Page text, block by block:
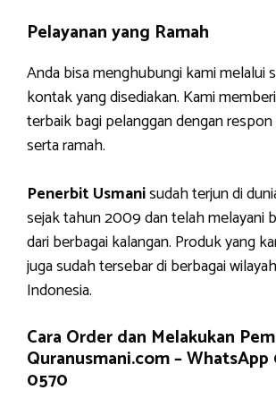
Pelayanan yang Ramah
Anda bisa menghubungi kami melalui
kontak yang disediakan. Kami
terbaik bagi pelanggan dengan
serta ramah.
Penerbit Usmanisudah terjun di
sejak tahun 2009 dan telah melayani
dari berbagai kalangan. Produk yang
juga sudah tersebar di berbagai
Indonesia.
Cara Order dan Melakukan
Quranusmani.com –WhatsApp
0570